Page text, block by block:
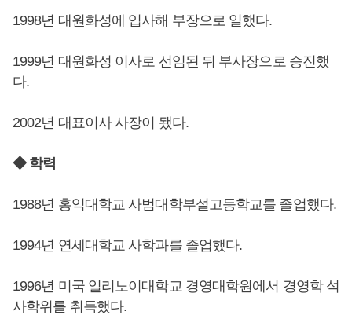
1998년 대원화성에 입사해 부장으로 일했다.
1999년 대원화성 이사로 선임된 뒤 부사장으로 승진했
다.
2002년 대표이사 사장이 됐다.
◆ 학력
1988년 홍익대학교 사범대학부설고등학교를 졸업했다.
1994년 연세대학교 사학과를 졸업했다.
1996년 미국 일리노이대학교 경영대학원에서 경영학 석
사학위를 취득했다.